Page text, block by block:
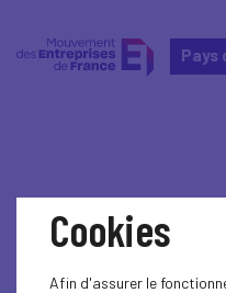
Pays
Actualités
Cookies
Afin d'assurer le